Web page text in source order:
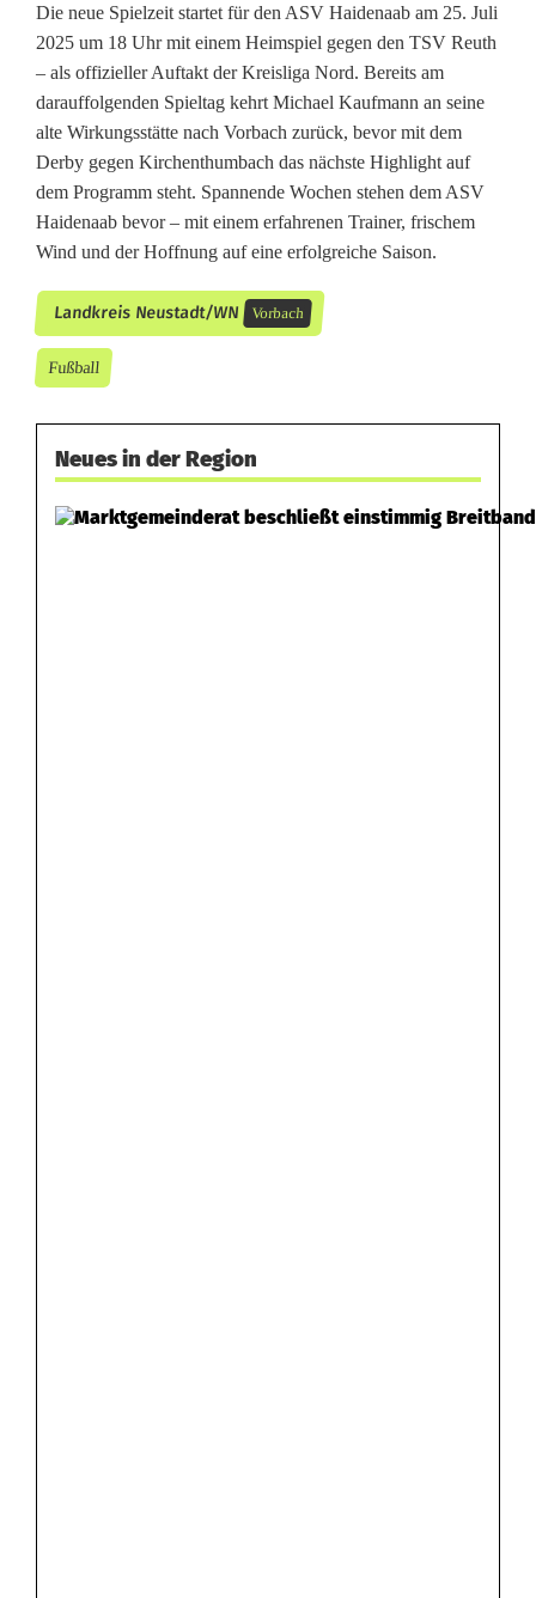
Die neue Spielzeit startet für den ASV Haidenaab am 25. Juli
2025 um 18 Uhr mit einem Heimspiel gegen den TSV Reuth
– als offizieller Auftakt der Kreisliga Nord. Bereits am
darauffolgenden Spieltag kehrt Michael Kaufmann an seine
alte Wirkungsstätte nach Vorbach zurück, bevor mit dem
Derby gegen Kirchenthumbach das nächste Highlight auf
dem Programm steht. Spannende Wochen stehen dem ASV
Haidenaab bevor – mit einem erfahrenen Trainer, frischem
Wind und der Hoffnung auf eine erfolgreiche Saison.
Landkreis Neustadt/WN Vorbach
Fußball
Neues in der Region